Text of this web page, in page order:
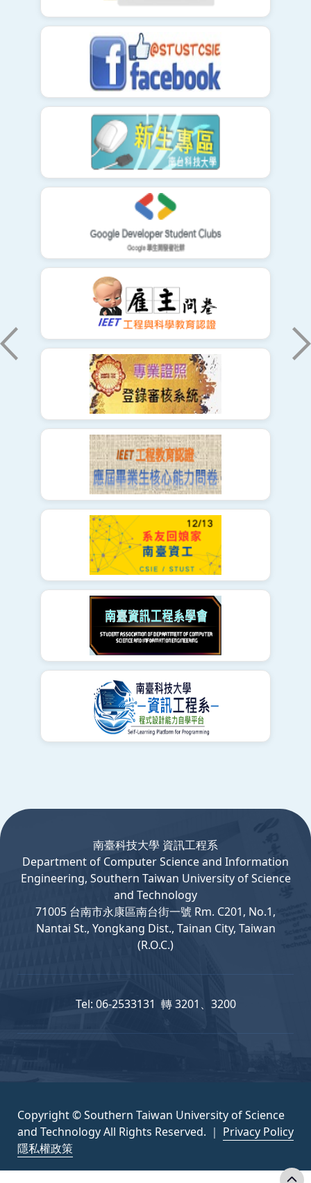
南臺科技大學 資訊工程系
Departmentof ComputerScience and Information
Engineering, Southern Taiwan University of Science
and Technology
71005 台南市永康區南台街一號 Rm. C201, No.1,
Nantai St., Yongkang Dist., Tainan City, Taiwan
(R.O.C.)
Tel: 06-2533131 轉 3201、3200
Copyright © Southern Taiwan University of Science
and Technology All Rights Reserved. ｜ Privacy Policy
隱私權政策